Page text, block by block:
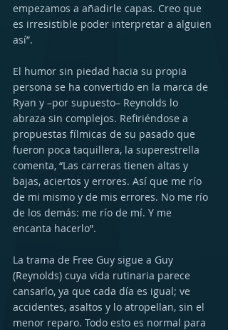
empezamos a añadirle capas. Creo que
es irresistible poder interpretar a alguien
así”.
El humor sin piedad hacia su propia
persona se ha convertido en la marca de
Ryan y –por supuesto– Reynolds lo
abraza sin complejos. Refiriéndose a
propuestas fílmicas de su pasado que
fueron poca taquillera, la superestrella
comenta, “Las carreras tienen altas y
bajas, aciertos y errores. Así que me río
de mi mismo y de mis errores. No me río
de los demás: me río de mí. Y me
encanta hacerlo”.
La trama de Free Guy sigue a Guy
(Reynolds) cuya vida rutinaria parece
cansarlo, ya que cada día es igual; ve
accidentes, asaltos y lo atropellan, sin el
menor reparo. Todo esto es normal para